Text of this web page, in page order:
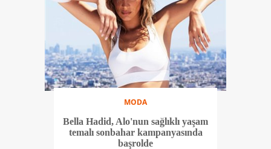
MODA
Bella Hadid, Alo'nun sağlıklı yaşam
temalı sonbahar kampanyasında
başrolde